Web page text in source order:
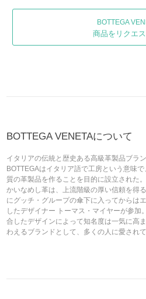
BOTTEGA
商品をリクエ
BOTTEGA VENETAについて
イタリアの伝統と歴史ある高級革製品ブラ
BOTTEGAはイタリア語で工房という意味
質の革製品を作ることを目的に設立された
かいなめし革は、上流階級の厚い信頼を得
にグッチ・グループの傘下に入ってからは
したデザイナー トーマス・マイヤーが参加
合したデザインによって知名度は一気に高
わえるブランドとして、多くの人に愛されて